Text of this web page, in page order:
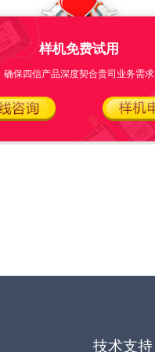
技术支持
样机免费试用
确保四信产品深度契合贵司业务需求